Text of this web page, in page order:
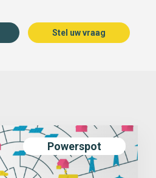
Stel uw vraag
Powerspot